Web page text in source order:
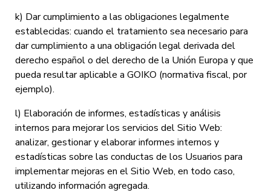
k) Dar cumplimiento a las obligaciones legalmente
establecidas: cuando el tratamiento sea necesario para
dar cumplimiento a una obligación legal derivada del
derecho español o del derecho de la Unión Europa y que
pueda resultar aplicable a GOIKO (normativa fiscal, por
ejemplo).
l) Elaboración de informes, estadísticas y análisis
internos para mejorar los servicios del Sitio Web:
analizar, gestionar y elaborar informes internos y
estadísticas sobre las conductas de los Usuarios para
implementar mejoras en el Sitio Web, en todo caso,
utilizando información agregada.